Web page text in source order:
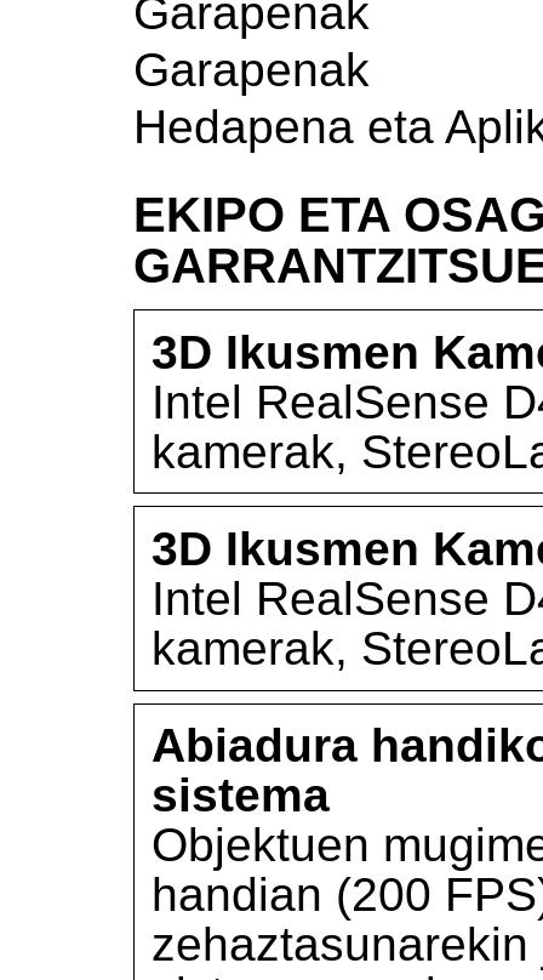
Garapenak
Garapenak
Hedapena eta
EKIPO ETA
3D Ikusmen
Intel RealSense
kamerak,
3D Ikusmen
Intel RealSense
kamerak,
Abiadura
sistema
Objektuen
handian (200